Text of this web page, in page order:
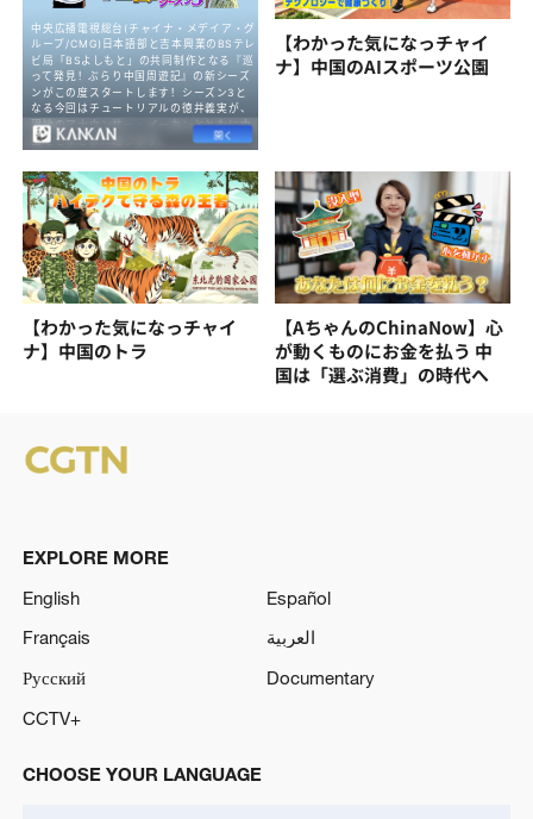
【わかった気になっチャイ
ナ】中国のAIスポーツ公園
【わかった気になっチャイ
ナ】中国のトラ
【AちゃんのChinaNow】心
が動くものにお金を払う 中
国は「選ぶ消費」の時代へ
EXPLORE MORE
English
Español
Français
العربية
Русский
Documentary
CCTV+
CHOOSE YOUR LANGUAGE